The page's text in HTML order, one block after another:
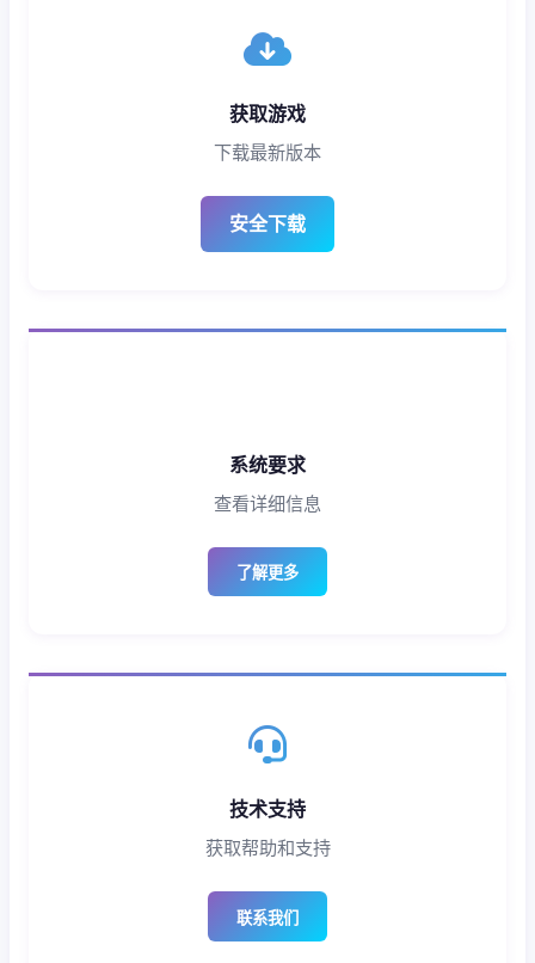
获取游戏
下载最新版本
安全下载
系统要求
查看详细信息
了解更多
技术支持
获取帮助和支持
联系我们